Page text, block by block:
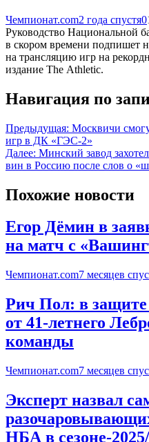
Чемпионат.com2 года спустя0
Руководство Национальной
в скором времени подпишет
на трансляцию игр на
издание The Athletic.
Навигация по
Предыдущая: Москвичи
игр в ДК «ГЭС-2»
Далее: Минский завод
вин в Россию после слов о
Похожие новости
Егор Дёмин в
на матч с
Чемпионат.com7 месяцев
Рич Пол: в защите
от 41-летнего
команды
Чемпионат.com7 месяцев
Эксперт назвал
НБА в сезоне-